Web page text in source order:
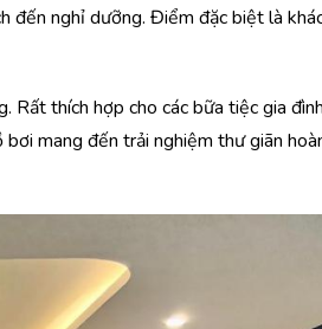
đến nghỉ dưỡng. Điểm đặc biệt là
Rất thích hợp cho các bữa tiệc gia
mang đến trải nghiệm thư giãn